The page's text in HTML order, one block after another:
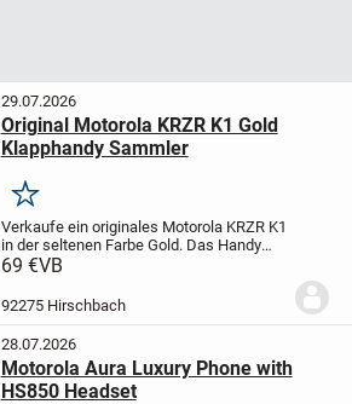
29.07.2026
Original Motorola KRZR K1 Gold
Klapphandy Sammler
Merken
Verkaufe ein originales Motorola KRZR K1
in der seltenen Farbe Gold. Das Handy
befindet sich in einem guten gebrauchtem
(siehe Fotos). Ideal für Sammler,...
69 €VB
92275 Hirschbach
28.07.2026
Motorola Aura Luxury Phone with
HS850 Headset